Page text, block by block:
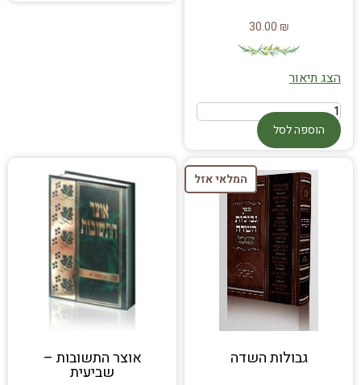
₪
הצג תיאור
הוספה לסל
המלאי אזל
גבולות השדה אוצר התשובות –
שביעית